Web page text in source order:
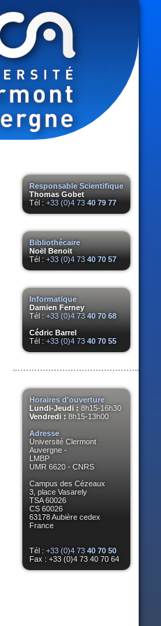
Responsable Scientifique
Thomas Gobet
Tél : +33 (0)4 73 40 79 77
Bibliothécaire
Noël Benoit
Tél : +33 (0)4 73 40 70 57
Informatique
Damien Ferney
Tél : +33 (0)4 73 40 70 68
Cédric Barrel
Tél : +33 (0)4 73 40 70 55
Horaires d'ouverture
Lundi-Jeudi : 8h15-16h30
Vendredi : 8h15-13h00
Adresse
Université Clermont
Auvergne -
LMBP
UMR 6620 - CNRS
Campus des Cézeaux
3, place Vasarely
TSA 60026
CS 60026
63178 Aubière cedex
France
Tél : +33 (0)4 73 40 70 50
Fax : +33 (0)4 73 40 70 64